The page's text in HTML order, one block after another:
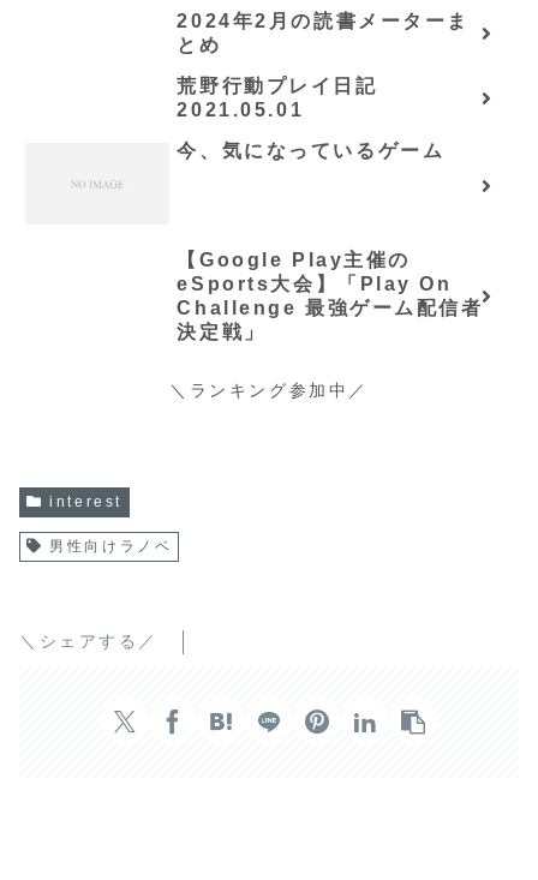
NOVELS)/可換環」シリーズ
全巻のあらすじ・感想
2024年2月の読書メーターま
とめ
荒野行動プレイ日記
2021.05.01
今、気になっているゲーム
【Google Play主催の
eSports大会】「Play On
Challenge 最強ゲーム配信者
決定戦」
＼ランキング参加中／
interest
男性向けラノベ
＼シェアする／